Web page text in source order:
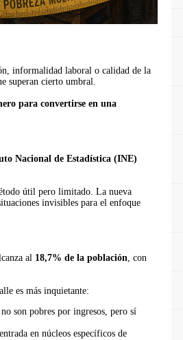
informalidad laboral o calidad de la
superan cierto umbral.
para convertirse en una
Nacional de Estadística (INE)
útil pero limitado. La nueva
invisibles para el enfoque
al 18,7% de la población, con
es más inquietante:
son pobres por ingresos, pero sí
en núcleos específicos de